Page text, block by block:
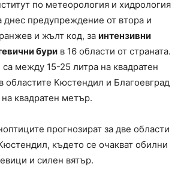
по метеорология и хидрология
предупреждение от втора и
и жълт код, за интензивни
бури в 16 области от страната.
между 15-25 литра на квадратен
областите Кюстендил и Благоевград
квадратен метър.
прогнозират за две области
където се очакват обилни
и силен вятър.